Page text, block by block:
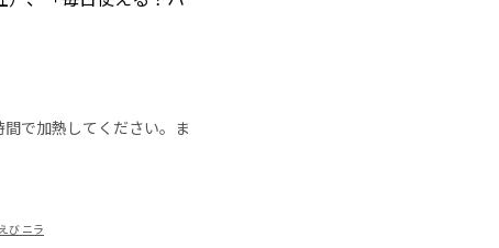
で加熱してください。ま
えび ニラ